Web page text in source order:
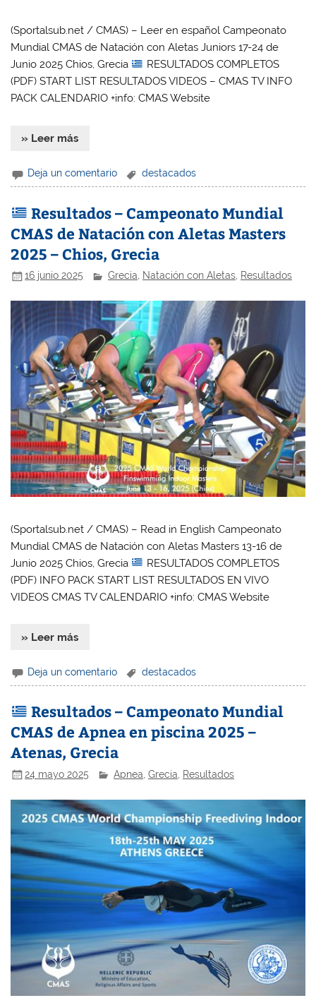
(Sportalsub.net / CMAS) – Leer en español Campeonato
Mundial CMAS de Natación con Aletas Juniors 17-24 de
Junio 2025 Chios, Grecia
RESULTADOS COMPLETOS
(PDF) START LIST RESULTADOS VIDEOS – CMAS TV INFO
PACK CALENDARIO +info: CMAS Website
» Leer más
Deja un comentario destacados
Resultados – Campeonato Mundial
CMAS de Natación con Aletas Masters
2025 – Chios, Grecia
16 junio 2025 Grecia Natación con Aletas Resultados
(Sportalsub.net / CMAS) – Read in English Campeonato
Mundial CMAS de Natación con Aletas Masters 13-16 de
Junio 2025 Chios, Grecia
RESULTADOS COMPLETOS
(PDF) INFO PACK START LIST RESULTADOS EN VIVO
VIDEOS CMAS TV CALENDARIO +info: CMAS Website
» Leer más
Deja un comentario destacados
Resultados – Campeonato Mundial
CMAS de Apnea en piscina 2025 –
Atenas, Grecia
24 mayo 2025 Apnea ,Grecia Resultados